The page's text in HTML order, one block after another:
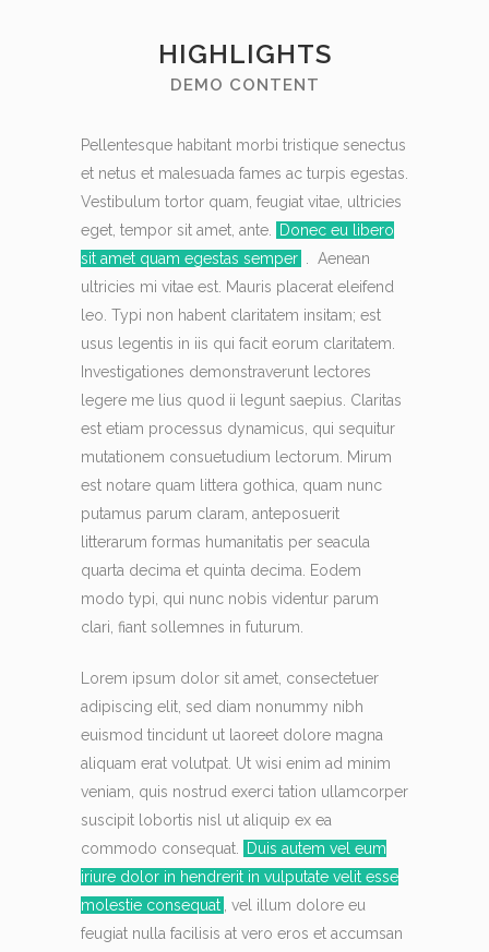
HIGHLIGHTS
DEMO CONTENT
Pellentesque habitant morbi tristique senectus
et netus et malesuada fames ac turpis egestas.
Vestibulum tortor quam, feugiat vitae, ultricies
eget, tempor sit amet, ante.
Donec eu libero
sit amet quam egestas semper
. Aenean
ultricies mi vitae est. Mauris placerat eleifend
leo. Typi non habent claritatem insitam; est
usus legentis in iis qui facit eorum claritatem.
Investigationes demonstraverunt lectores
legere me lius quod ii legunt saepius. Claritas
est etiam processus dynamicus, qui sequitur
mutationem consuetudium lectorum. Mirum
est notare quam littera gothica, quam nunc
putamus parum claram, anteposuerit
litterarum formas humanitatis per seacula
quarta decima et quinta decima. Eodem
modo typi, qui nunc nobis videntur parum
clari, fiant sollemnes in futurum.
Lorem ipsum dolor sit amet, consectetuer
adipiscing elit, sed diam nonummy nibh
euismod tincidunt ut laoreet dolore magna
aliquam erat volutpat. Ut wisi enim ad minim
veniam, quis nostrud exerci tation ullamcorper
suscipit lobortis nisl ut aliquip ex ea
commodo consequat.
Duis autem vel eum
iriure dolor in hendrerit in vulputate velit esse
molestie consequat
, vel illum dolore eu
feugiat nulla facilisis at vero eros et accumsan